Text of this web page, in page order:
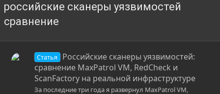
российские сканеры уязвимостей
сравнение
Статья
Российские сканеры уязвимостей:
сравнение MaxPatrol VM, RedCheck и
ScanFactory на реальной инфраструктуре
За последние три года я развернул MaxPatrol VM,